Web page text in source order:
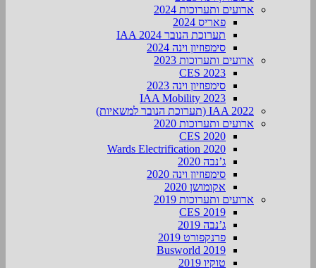
ארועים ותערוכות 2024
פאריס 2024
תערוכת הנובר IAA 2024
סימפוזיון וינה 2024
ארועים ותערוכות 2023
CES 2023
סימפוזיון וינה 2023
IAA Mobility 2023
IAA 2022 (תערוכת הנובר למשאיות)
ארועים ותערוכות 2020
CES 2020
Wards Electrification 2020
ג’נבה 2020
סימפוזיון וינה 2020
אקומושן 2020
ארועים ותערוכות 2019
CES 2019
ג’נבה 2019
פרנקפורט 2019
Busworld 2019
טוקיו 2019